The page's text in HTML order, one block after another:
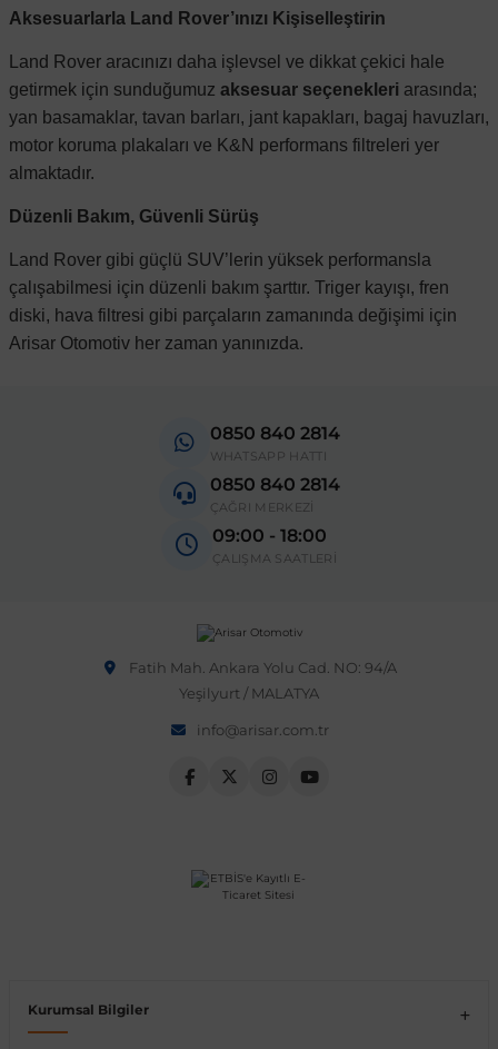
Aksesuarlarla Land Rover’ınızı Kişiselleştirin
Land Rover aracınızı daha işlevsel ve dikkat çekici hale
getirmek için sunduğumuz aksesuar seçenekleri arasında;
yan basamaklar, tavan barları, jant kapakları, bagaj havuzları,
motor koruma plakaları ve K&N performans filtreleri yer
almaktadır.
Düzenli Bakım, Güvenli Sürüş
Land Rover gibi güçlü SUV’lerin yüksek performansla
çalışabilmesi için düzenli bakım şarttır. Triger kayışı, fren
diski, hava filtresi gibi parçaların zamanında değişimi için
Arisar Otomotiv her zaman yanınızda.
0850 840 2814
WHATSAPP HATTI
0850 840 2814
ÇAĞRI MERKEZİ
09:00 - 18:00
ÇALIŞMA SAATLERİ
Fatih Mah. Ankara Yolu Cad. NO: 94/A
Yeşilyurt / MALATYA
info@arisar.com.tr
Kurumsal Bilgiler